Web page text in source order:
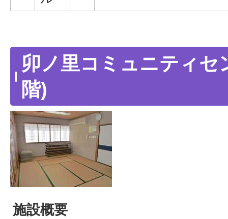
卯ノ里コミュニティセ
階)
施設概要